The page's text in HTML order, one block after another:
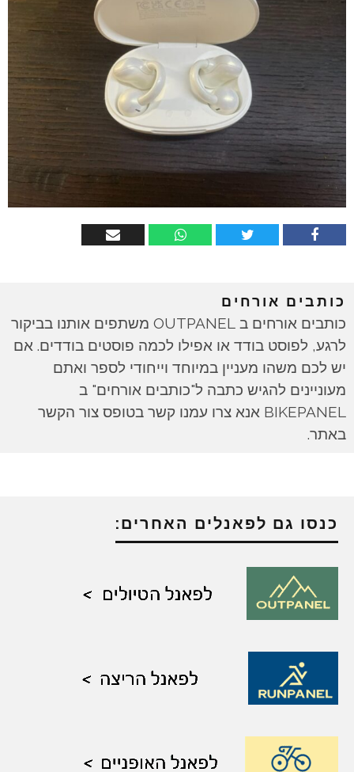
כותבים אורחים
כותבים אורחים ב OUTPANEL משתפים אותנו בביקור
לרגע, לפוסט בודד או אפילו לכמה פוסטים בודדים. אם
יש לכם משהו מעניין במיוחד וייחודי לספר ואתם
מעוניינים להגיש כתבה ל"כותבים אורחים" ב
BIKEPANEL אנא צרו עמנו קשר בטופס צור הקשר
באתר.
כנסו גם לפאנלים האחרים: